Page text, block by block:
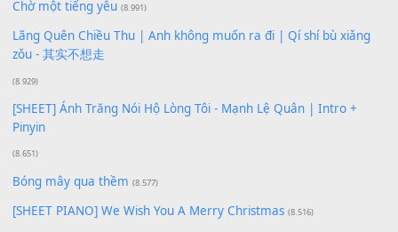
Buông bỏ sự phụ thuộc nơi anh (Pinyin)
Phép Màu (OST Đàn Cá Gỗ)
[SHEET PIANO] Happy Birthday
Giá Như - Soobin Hoàng Sơn (11.359)
Có Em Đời Bỗng Vui
Cơn Mơ Băng Giá (9.103)
Chờ một tiếng yêu (8.991)